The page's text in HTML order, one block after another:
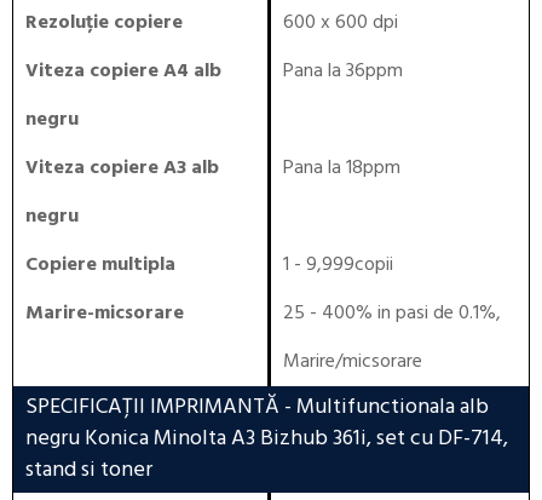
Rezoluție copiere
600 x 600 dpi
Viteza copiere A4 alb
negru
Pana la 36ppm
Viteza copiere A3 alb
negru
Pana la 18ppm
Copiere multipla
1 - 9,999copii
Marire-micsorare
25 - 400% in pasi de 0.1%,
Marire/micsorare
SPECIFICAȚII IMPRIMANTĂ - Multifunctionala alb
negru Konica Minolta A3 Bizhub 361i, set cu DF-714,
stand si toner